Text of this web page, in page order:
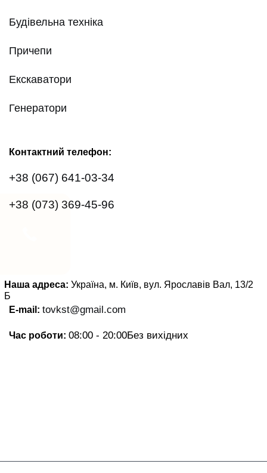
Будівельна техніка
Причепи
Екскаватори
Генератори
Контактний телефон:
+38 (067) 641-03-34
+38 (073) 369-45-96
Наша адреса: Україна, м. Київ, вул. Ярославів Вал, 13/2
Б
E-mail: tovkst@gmail.com
Час роботи: 08:00 - 20:00Без вихідних